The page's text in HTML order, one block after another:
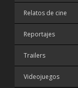
Relatos de cine
Reportajes
Trailers
Videojuegos